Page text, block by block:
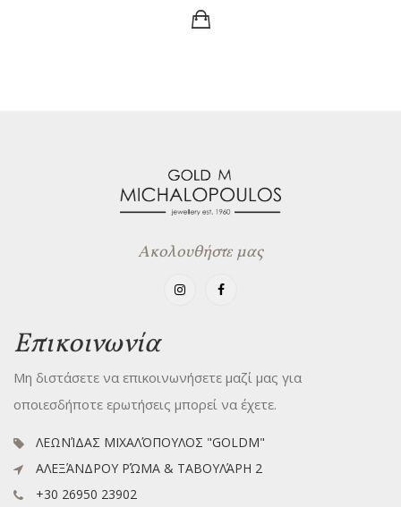
Ακολουθήστε μας
Επικοινωνία
Μη διστάσετε να επικοινωνήσετε μαζί μας για
οποιεσδήποτε ερωτήσεις μπορεί να έχετε.
ΛΕΩΝΊΔΑΣ ΜΙΧΑΛΌΠΟΥΛΟΣ "GOLDM"
ΑΛΕΞΆΝΔΡΟΥ ΡΏΜΑ & ΤΑΒΟΥΛΆΡΗ 2
+30 26950 23902